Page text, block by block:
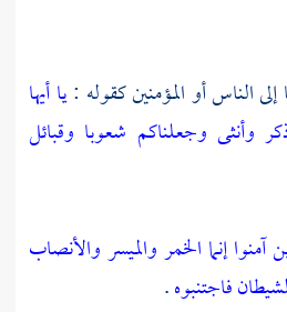
الناس أو المؤمنين كقوله :يا أيها
وأنثى وجعلناكم شعوبا وقبائل
آمنوا إنما الخمر والميسر والأنصاب
فاجتنبوه.